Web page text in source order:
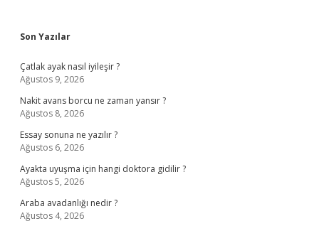
Sidebar
Son Yazılar
Çatlak ayak nasıl iyileşir ?
Ağustos 9, 2026
Nakit avans borcu ne zaman yansır ?
Ağustos 8, 2026
Essay sonuna ne yazılır ?
Ağustos 6, 2026
Ayakta uyuşma için hangi doktora gidilir ?
Ağustos 5, 2026
Araba avadanlığı nedir ?
Ağustos 4, 2026